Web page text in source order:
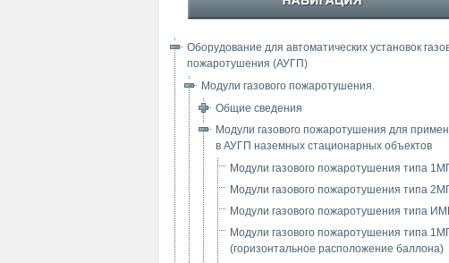
Оборудование для автоматических установок
пожаротушения (АУГП)
Модули газового пожаротушения.
Общие сведения
Модули газового пожаротушения для
в АУГП наземных стационарных объектов
Модули газового пожаротушения типа
Модули газового пожаротушения типа
Модули газового пожаротушения типа
Модули газового пожаротушения типа
(горизонтальное расположение баллона)